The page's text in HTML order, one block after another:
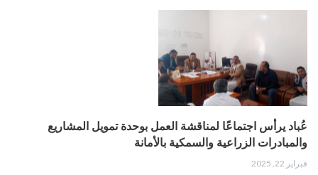
عُباد يرأس اجتماعًا لمناقشة العمل بوحدة تمويل المشاريع
والمبادرات الزراعية والسمكية بالأمانة
فبراير 22, 2025